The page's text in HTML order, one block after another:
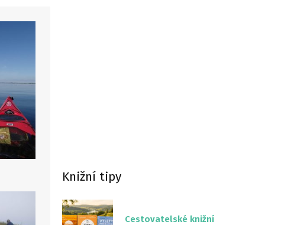
Knižní tipy
Cestovatelské knižní